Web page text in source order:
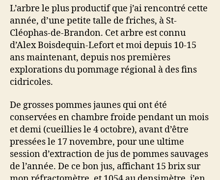
L’arbre le plus productif que j’ai rencontré cette
année, d’une petite talle de friches, à St-
Cléophas-de-Brandon. Cet arbre est connu
d’Alex Boisdequin-Lefort et moi depuis 10-15
ans maintenant, depuis nos premières
explorations du pommage régional à des fins
cidricoles.
De grosses pommes jaunes qui ont été
conservées en chambre froide pendant un mois
et demi (cueillies le 4 octobre), avant d’être
pressées le 17 novembre, pour une ultime
session d’extraction de jus de pommes sauvages
de l’année. De ce bon jus, affichant 15 brix sur